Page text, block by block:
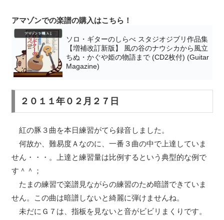
アマゾンでの楽譜の購入はこちら！
ソロ・ギターのしらべ スタジオジブリ作品集
【増補改訂新版】 風の谷のナウシカから風立
ちぬ・かぐや姫の物語まで (CD2枚付) (Guitar
Magazine)
２０１１年０２月２７日
紅の豚３曲を本日練習がてら録音しました。
何故か、難易度Ａなのに、一番３曲の中で上達していま
せん・・・。上達と練習量は比例するという典型的な例で
す＾＾；
たまの練習で楽譜見ながらの練習のため暗譜できていま
せん。この曲は暗譜しないと綺麗に弾けませんね。
未だにＧ７は、指板を見ないと音がビビリまくりです。